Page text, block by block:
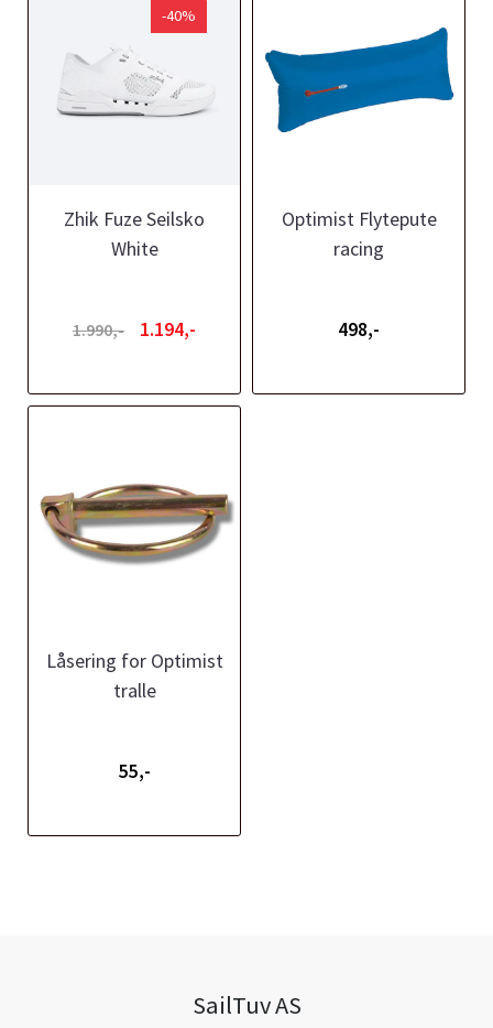
-40%
Zhik Fuze Seilsko
White
1.990,- 1.194,-
Optimist Flytepute
racing
498,-
Låsering for Optimist
tralle
55,-
SailTuv AS